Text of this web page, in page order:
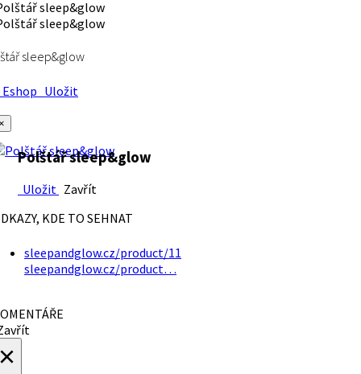
sleep&glow
Uložit
Polštář sleep&glow
Uložit Zavřít
KDE TO SEHNAT
sleepandglow.cz/product/11
sleepandglow.cz/product…